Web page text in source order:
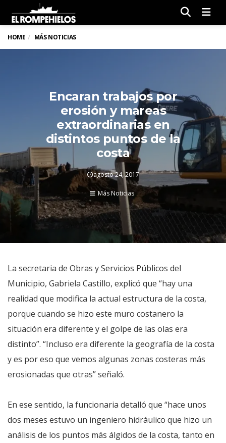
HOME MÁS NOTICIAS
Encaran trabajos por
erosión y mareas
extraordinarias en
distintos puntos de la
costa
agosto 24, 2017
Más Noticias
La secretaria de Obras y Servicios Públicos del
Municipio, Gabriela Castillo, explicó que “hay una
realidad que modifica la actual estructura de la costa,
porque cuando se hizo este muro costanero la
situación era diferente y el golpe de las olas era
distinto”. “Incluso era diferente la geografía de la costa
y es por eso que vemos algunas zonas costeras más
erosionadas que otras” señaló.
En ese sentido, la funcionaria detalló que “hace unos
dos meses estuvo un ingeniero hidráulico que hizo un
análisis de los puntos más álgidos de la costa, tanto en